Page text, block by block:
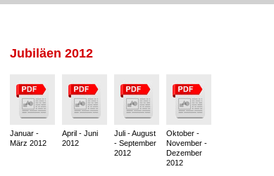
Jubiläen 2012
Januar -
März 2012
April - Juni
2012
Juli - August
- September
2012
Oktober -
November -
Dezember
2012